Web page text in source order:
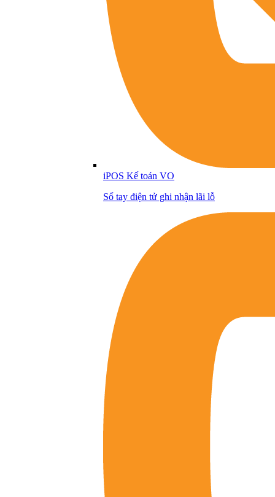
iPOS Kế toán VO
Sổ tay điện tử ghi nhận lãi lỗ